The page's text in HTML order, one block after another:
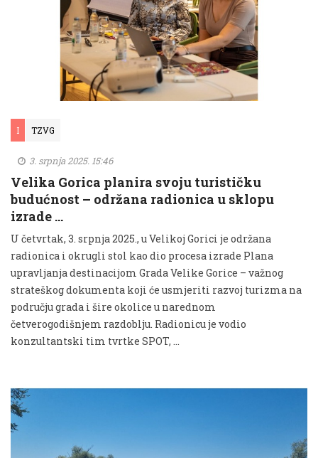
I TZVG
3. srpnja 2025. 15:46
Velika Gorica planira svoju turističku
budućnost – održana radionica u sklopu
izrade …
U četvrtak, 3. srpnja 2025., u Velikoj Gorici je održana
radionica i okrugli stol kao dio procesa izrade Plana
upravljanja destinacijom Grada Velike Gorice – važnog
strateškog dokumenta koji će usmjeriti razvoj turizma na
području grada i šire okolice u narednom
četverogodišnjem razdoblju. Radionicu je vodio
konzultantski tim tvrtke SPOT, …